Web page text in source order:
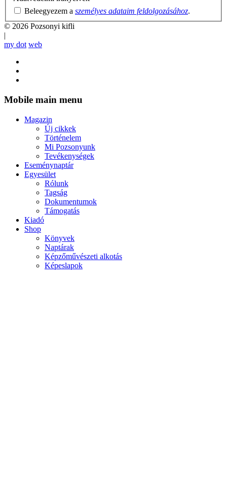
Beleegyezem a személyes adataim feldolgozásához.
© 2026 Pozsonyi kifli
|
my dot web
Mobile main menu
Magazin
Új cikkek
Történelem
Mi Pozsonyunk
Tevékenységek
Eseménynaptár
Egyesület
Rólunk
Tagság
Dokumentumok
Támogatás
Kiadó
Shop
Könyvek
Naptárak
Képzőművészeti alkotás
Képeslapok